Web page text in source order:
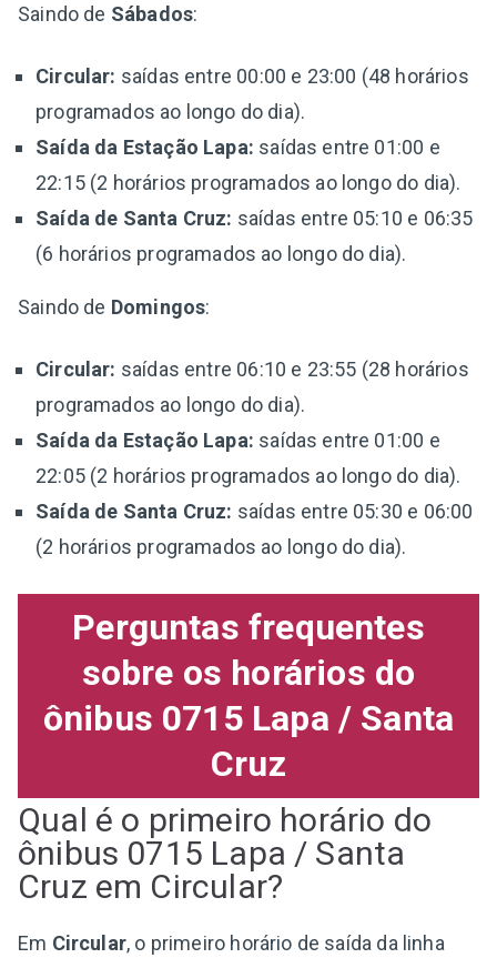
Saindo de Sábados:
Circular: saídas entre 00:00 e 23:00 (48 horários
programados ao longo do dia).
Saída da Estação Lapa: saídas entre 01:00 e
22:15 (2 horários programados ao longo do dia).
Saída de Santa Cruz: saídas entre 05:10 e 06:35
(6 horários programados ao longo do dia).
Saindo de Domingos:
Circular: saídas entre 06:10 e 23:55 (28 horários
programados ao longo do dia).
Saída da Estação Lapa: saídas entre 01:00 e
22:05 (2 horários programados ao longo do dia).
Saída de Santa Cruz: saídas entre 05:30 e 06:00
(2 horários programados ao longo do dia).
Perguntas frequentes
sobre os horários do
ônibus 0715 Lapa / Santa
Cruz
Qual é o primeiro horário do
ônibus 0715 Lapa / Santa
Cruz em Circular?
Em Circular, o primeiro horário de saída da linha